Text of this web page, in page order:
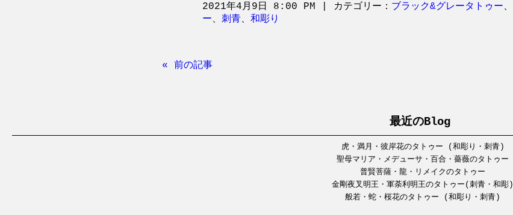
2021年4月9日 8:00 PM | カテゴリー： ブラック&グレータトゥー、
ー、 刺青、 和彫り
« 前の記事
最近のBlog
虎・満月・彼岸花のタトゥー (和彫り・刺青)
聖母マリア・メデューサ・百合・薔薇のタトゥー
普賢菩薩・龍・リメイクのタトゥー
金剛夜叉明王・軍荼利明王のタトゥー(刺青・和彫)
般若・蛇・桜花のタトゥー (和彫り・刺青)